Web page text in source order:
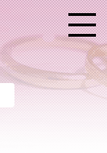
メニ